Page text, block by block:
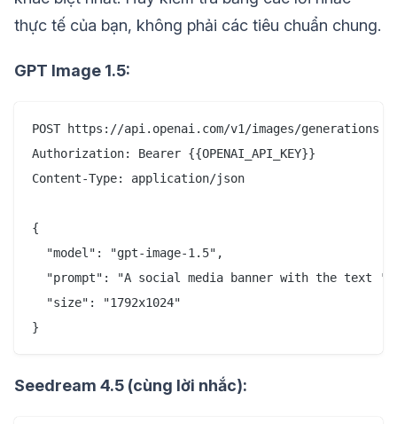
thực tế của bạn, không phải các tiêu chuẩn chung.
GPT Image 1.5:
POST https://api.openai.com/v1/images/generations
Authorization: Bearer {{OPENAI_API_KEY}}
Content-Type: application/json
{
  "model": "gpt-image-1.5",
"prompt": "A social media banner with the text
  "size": "1792x1024"
Seedream 4.5 (cùng lời nhắc):